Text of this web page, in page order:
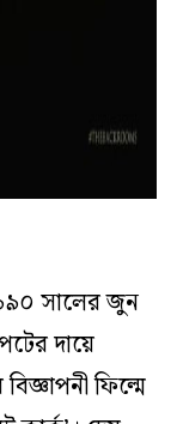
সালের জুন
দায়ে
ফিল্মে